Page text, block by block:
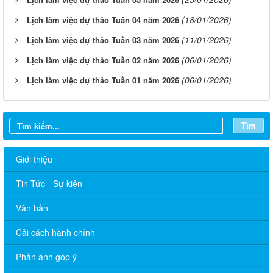
Lịch làm việc dự thảo Tuần 04 năm 2026 (18/01/2026)
Lịch làm việc dự thảo Tuần 03 năm 2026 (11/01/2026)
Lịch làm việc dự thảo Tuần 02 năm 2026 (06/01/2026)
Lịch làm việc dự thảo Tuần 01 năm 2026 (06/01/2026)
Tìm
Giới thiệu
Tin Tức - Sự kiện
Văn bản
Cải cách hành chính
Phản ánh góp ý